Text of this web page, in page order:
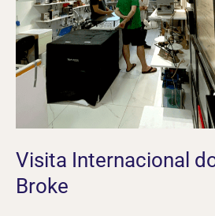
Visita Internacional
Broke
Broke